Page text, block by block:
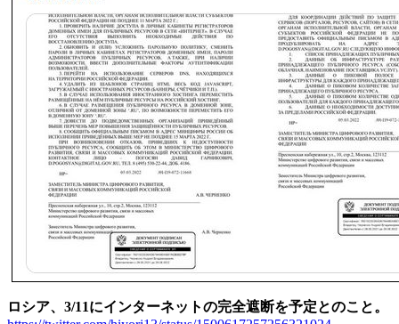
ロシア、3/11にインターネットの完全遮断を予定とのこと。